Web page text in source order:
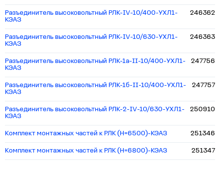
Разъединитель высоковольтный РЛК-IV-10/400-УХЛ1-
КЭАЗ
246362
Разъединитель высоковольтный РЛК-IV-10/630-УХЛ1-
КЭАЗ
246363
Разъединитель высоковольтный РЛК-1а-II-10/400-УХЛ1-
КЭАЗ
247756
Разъединитель высоковольтный РЛК-1б-II-10/400-УХЛ1-
КЭАЗ
247757
Разъединитель высоковольтный РЛК-2-IV-10/630-УХЛ1-
КЭАЗ
250910
Комплект монтажных частей к РЛК (H=6500)-КЭАЗ 251346
Комплект монтажных частей к РЛК (H=6800)-КЭАЗ 251347